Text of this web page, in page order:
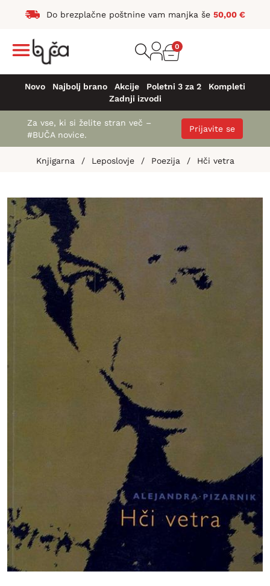
Do brezplačne poštnine vam manjka še 50,00 €
0
Novo Najbolj brano Akcije Poletni 3 za 2
Kompleti
Zadnji izvodi
Za vse, ki si želite stran več –
#BUČA novice.
Prijavite se
Knjigarna / Leposlovje / Poezija / Hči vetra